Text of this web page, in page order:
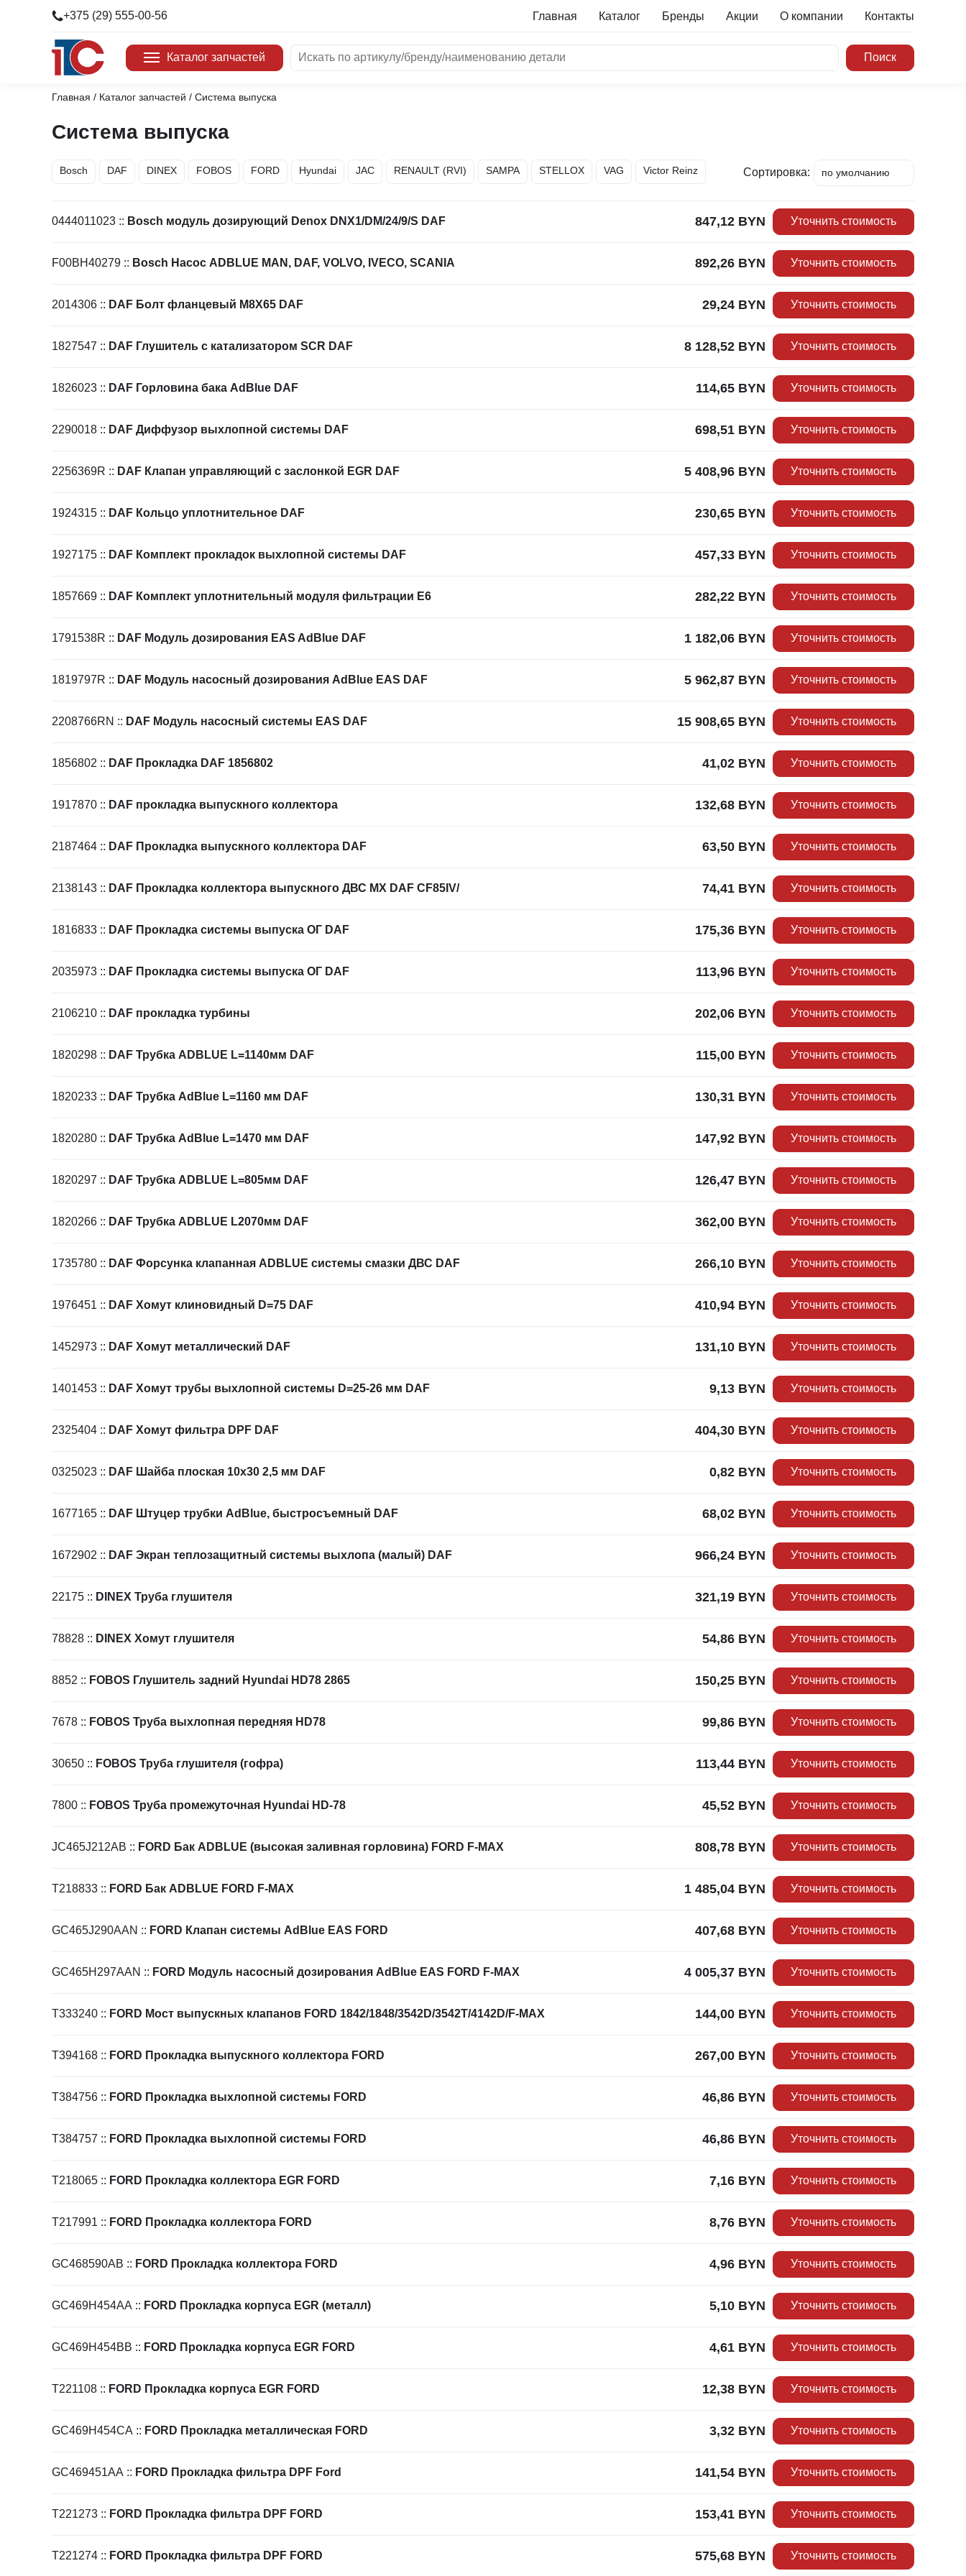
+375 (29) 555-00-56 Главная Каталог Бренды Акции О компании Контакты
Каталог запчастей
Детали салона
Другие запчасти
Масла и тех. жидкости
Система выпуска
Тормозная система
Электрооборудование
TRP
Hyundai
COSPEL
FIL FILTER
Dayco
SACHS
Главная / Каталог запчастей / Система выпуска
Система выпуска
Bosch DAF DINEX FOBOS FORD Hyundai JAC RENAULT (RVI) SAMPA STELLOX VAG Victor Reinz Сортировка: по умолчанию
по цене max
по наименованию
0444011023 :: Bosch модуль дозирующий Denox DNX1/DM/24/9/S DAF 847,12 BYN Уточнить стоимость
F00BH40279 :: Bosch Насос ADBLUE MAN, DAF, VOLVO, IVECO, SCANIA 892,26 BYN Уточнить стоимость
2014306 :: DAF Болт фланцевый M8X65 DAF 29,24 BYN Уточнить стоимость
1827547 :: DAF Глушитель с катализатором SCR DAF 8 128,52 BYN Уточнить стоимость
1826023 :: DAF Горловина бака AdBlue DAF 114,65 BYN Уточнить стоимость
2290018 :: DAF Диффузор выхлопной системы DAF 698,51 BYN Уточнить стоимость
2256369R :: DAF Клапан управляющий с заслонкой EGR DAF 5 408,96 BYN Уточнить стоимость
1924315 :: DAF Кольцо уплотнительное DAF 230,65 BYN Уточнить стоимость
1927175 :: DAF Комплект прокладок выхлопной системы DAF 457,33 BYN Уточнить стоимость
1857669 :: DAF Комплект уплотнительный модуля фильтрации E6 282,22 BYN Уточнить стоимость
1791538R :: DAF Модуль дозирования EAS AdBlue DAF 1 182,06 BYN Уточнить стоимость
1819797R :: DAF Модуль насосный дозирования AdBlue EAS DAF 5 962,87 BYN Уточнить стоимость
2208766RN :: DAF Модуль насосный системы EAS DAF 15 908,65 BYN Уточнить стоимость
1856802 :: DAF Прокладка DAF 1856802 41,02 BYN Уточнить стоимость
1917870 :: DAF прокладка выпускного коллектора 132,68 BYN Уточнить стоимость
2187464 :: DAF Прокладка выпускного коллектора DAF 63,50 BYN Уточнить стоимость
2138143 :: DAF Прокладка коллектора выпускного ДВС MX DAF CF85IV/ 74,41 BYN Уточнить стоимость
1816833 :: DAF Прокладка системы выпуска ОГ DAF 175,36 BYN Уточнить стоимость
2035973 :: DAF Прокладка системы выпуска ОГ DAF 113,96 BYN Уточнить стоимость
2106210 :: DAF прокладка турбины 202,06 BYN Уточнить стоимость
1820298 :: DAF Трубка ADBLUE L=1140мм DAF 115,00 BYN Уточнить стоимость
1820233 :: DAF Трубка AdBlue L=1160 мм DAF 130,31 BYN Уточнить стоимость
1820280 :: DAF Трубка AdBlue L=1470 мм DAF 147,92 BYN Уточнить стоимость
1820297 :: DAF Трубка ADBLUE L=805мм DAF 126,47 BYN Уточнить стоимость
1820266 :: DAF Трубка ADBLUE L2070мм DAF 362,00 BYN Уточнить стоимость
1735780 :: DAF Форсунка клапанная ADBLUE системы смазки ДВС DAF 266,10 BYN Уточнить стоимость
1976451 :: DAF Хомут клиновидный D=75 DAF 410,94 BYN Уточнить стоимость
1452973 :: DAF Хомут металлический DAF 131,10 BYN Уточнить стоимость
1401453 :: DAF Хомут трубы выхлопной системы D=25-26 мм DAF 9,13 BYN Уточнить стоимость
2325404 :: DAF Хомут фильтра DPF DAF 404,30 BYN Уточнить стоимость
0325023 :: DAF Шайба плоская 10х30 2,5 мм DAF 0,82 BYN Уточнить стоимость
1677165 :: DAF Штуцер трубки AdBlue, быстросъемный DAF 68,02 BYN Уточнить стоимость
1672902 :: DAF Экран теплозащитный системы выхлопа (малый) DAF 966,24 BYN Уточнить стоимость
22175 :: DINEX Труба глушителя 321,19 BYN Уточнить стоимость
78828 :: DINEX Хомут глушителя 54,86 BYN Уточнить стоимость
8852 :: FOBOS Глушитель задний Hyundai HD78 2865 150,25 BYN Уточнить стоимость
7678 :: FOBOS Труба выхлопная передняя HD78 99,86 BYN Уточнить стоимость
30650 :: FOBOS Труба глушителя (гофра) 113,44 BYN Уточнить стоимость
7800 :: FOBOS Труба промежуточная Hyundai HD-78 45,52 BYN Уточнить стоимость
JC465J212AB :: FORD Бак ADBLUE (высокая заливная горловина) FORD F-MAX 808,78 BYN Уточнить стоимость
T218833 :: FORD Бак ADBLUE FORD F-MAX 1 485,04 BYN Уточнить стоимость
GC465J290AAN :: FORD Клапан системы AdBlue EAS FORD 407,68 BYN Уточнить стоимость
GC465H297AAN :: FORD Модуль насосный дозирования AdBlue EAS FORD F-MAX 4 005,37 BYN Уточнить стоимость
T333240 :: FORD Мост выпускных клапанов FORD 1842/1848/3542D/3542T/4142D/F-MAX 144,00 BYN Уточнить стоимость
T394168 :: FORD Прокладка выпускного коллектора FORD 267,00 BYN Уточнить стоимость
T384756 :: FORD Прокладка выхлопной системы FORD 46,86 BYN Уточнить стоимость
T384757 :: FORD Прокладка выхлопной системы FORD 46,86 BYN Уточнить стоимость
T218065 :: FORD Прокладка коллектора EGR FORD 7,16 BYN Уточнить стоимость
T217991 :: FORD Прокладка коллектора FORD 8,76 BYN Уточнить стоимость
GC468590AB :: FORD Прокладка коллектора FORD 4,96 BYN Уточнить стоимость
GC469H454AA :: FORD Прокладка корпуса EGR (металл) 5,10 BYN Уточнить стоимость
GC469H454BB :: FORD Прокладка корпуса EGR FORD 4,61 BYN Уточнить стоимость
T221108 :: FORD Прокладка корпуса EGR FORD 12,38 BYN Уточнить стоимость
GC469H454CA :: FORD Прокладка металлическая FORD 3,32 BYN Уточнить стоимость
GC469451AA :: FORD Прокладка фильтра DPF Ford 141,54 BYN Уточнить стоимость
T221273 :: FORD Прокладка фильтра DPF FORD 153,41 BYN Уточнить стоимость
T221274 :: FORD Прокладка фильтра DPF FORD 575,68 BYN Уточнить стоимость